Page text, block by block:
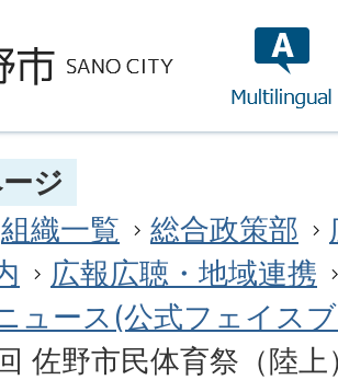
ジ
組織一覧 総合政策部
広報広聴・地域連携
ュース(公式フェイス
回 佐野市民体育祭（陸